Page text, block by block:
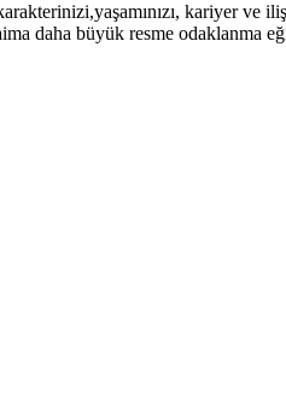
kariyer ve
daha büyük resme odaklanma